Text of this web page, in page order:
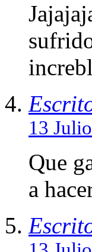
13
Que
a